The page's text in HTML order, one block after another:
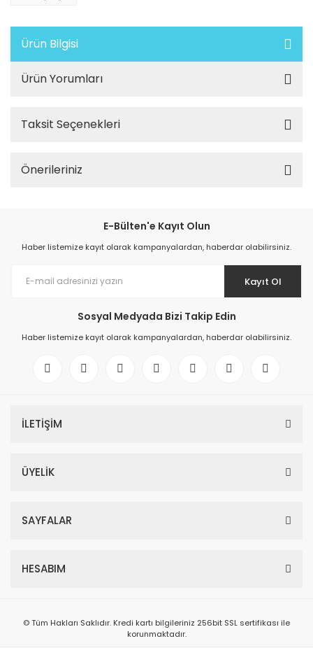
Ürün Bilgisi
Ürün Yorumları
Taksit Seçenekleri
Önerileriniz
E-Bülten'e Kayıt Olun
Haber listemize kayıt olarak kampanyalardan, haberdar olabilirsiniz.
Kayıt Ol
Sosyal Medyada Bizi Takip Edin
Haber listemize kayıt olarak kampanyalardan, haberdar olabilirsiniz.
İLETİŞİM
ÜYELİK
SAYFALAR
HESABIM
© Tüm Hakları Saklıdır. Kredi kartı bilgileriniz 256bit SSL sertifikası ile
korunmaktadır.